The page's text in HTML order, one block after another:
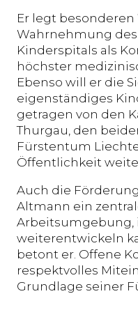
Er legt besonderen
Wahrnehmung
Kinderspitals als
höchster
Ebenso will er die
eigenständiges
getragen von den
Thurgau, den
Fürstentum
Öffentlichkeit
Auch die
Altmann ein
Arbeitsumgebung,
weiterentwickeln
betont er. Offene
respektvolles
Grundlage seiner